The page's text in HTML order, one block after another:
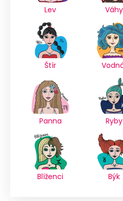
Lev Váhy
Štír
Panna Ryby
Blíženci Býk